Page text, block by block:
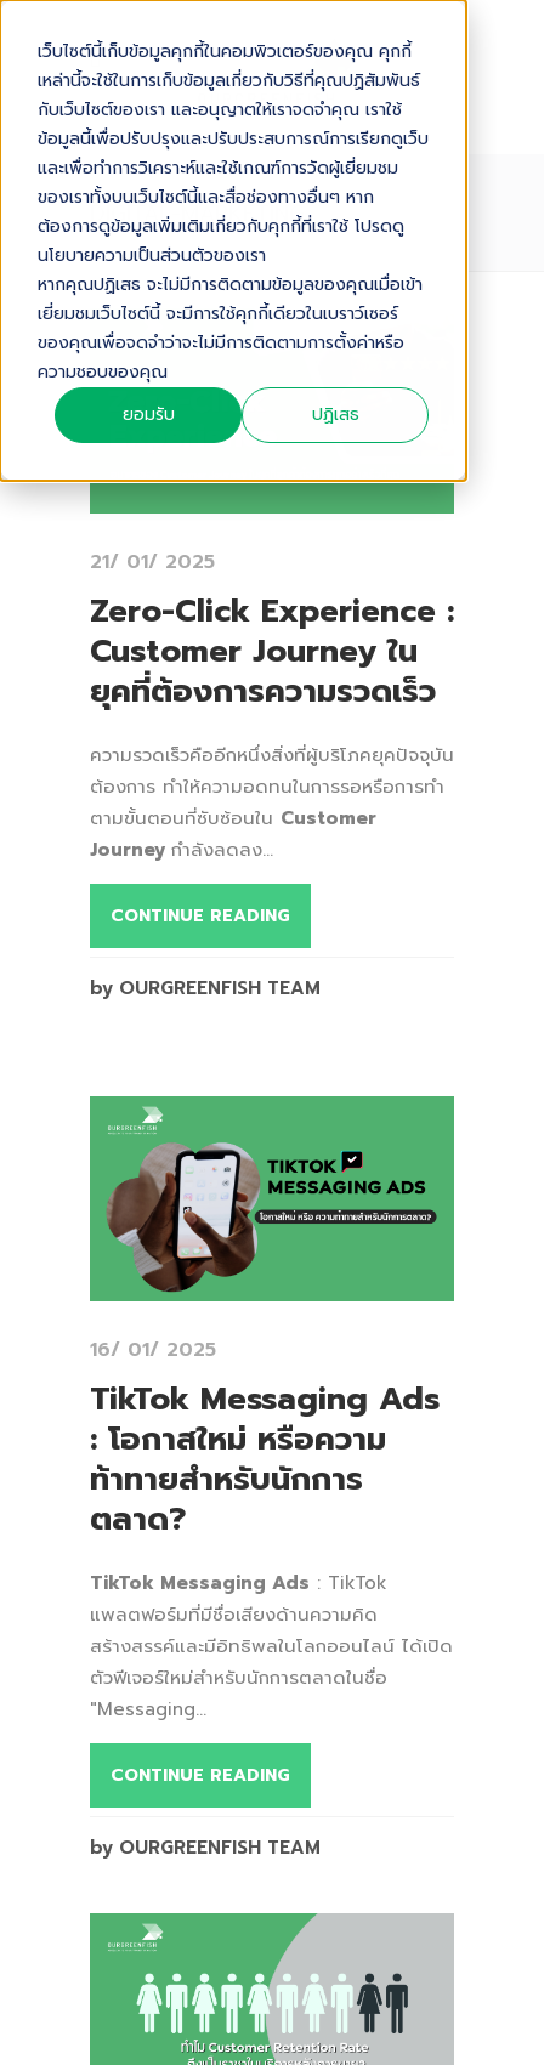
เว็บไซต์นี้เก็บข้อมูลคุกกี้ในคอมพิวเตอร์ของคุณ คุกกี้
เหล่านี้จะใช้ในการเก็บข้อมูลเกี่ยวกับวิธีที่คุณปฏิสัมพันธ์
กับเว็บไซต์ของเรา และอนุญาตให้เราจดจำคุณ เราใช้
ข้อมูลนี้เพื่อปรับปรุงและปรับประสบการณ์การเรียกดูเว็บ
และเพื่อทำการวิเคราะห์และใช้เกณฑ์การวัดผู้เยี่ยมชม
ของเราทั้งบนเว็บไซต์นี้และสื่อช่องทางอื่นๆ หาก
ต้องการดูข้อมูลเพิ่มเติมเกี่ยวกับคุกกี้ที่เราใช้ โปรดดู
นโยบายความเป็นส่วนตัวของเรา
หากคุณปฏิเสธ จะไม่มีการติดตามข้อมูลของคุณเมื่อเข้า
เยี่ยมชมเว็บไซต์นี้ จะมีการใช้คุกกี้เดียวในเบราว์เซอร์
ของคุณเพื่อจดจำว่าจะไม่มีการติดตามการตั้งค่าหรือ
ความชอบของคุณ
ยอมรับ
ปฏิเสธ
DIGITAL-MARKETING
21/ 01/ 2025
Zero-Click Experience :
Customer Journey ใน
ยุคที่ต้องการความรวดเร็ว
ความรวดเร็วคืออีกหนึ่งสิ่งที่ผู้บริโภคยุคปัจจุบัน
ต้องการ ทำให้ความอดทนในการรอหรือการทำ
ตามขั้นตอนที่ซับซ้อนใน Customer
Journey กำลังลดลง...
CONTINUE READING
by OURGREENFISH TEAM
16/ 01/ 2025
TikTok Messaging Ads
: โอกาสใหม่ หรือความ
ท้าทายสำหรับนักการ
ตลาด?
TikTok Messaging Ads : TikTok
แพลตฟอร์มที่มีชื่อเสียงด้านความคิด
สร้างสรรค์และมีอิทธิพลในโลกออนไลน์ ได้เปิด
ตัวฟีเจอร์ใหม่สำหรับนักการตลาดในชื่อ
"Messaging...
CONTINUE READING
by OURGREENFISH TEAM